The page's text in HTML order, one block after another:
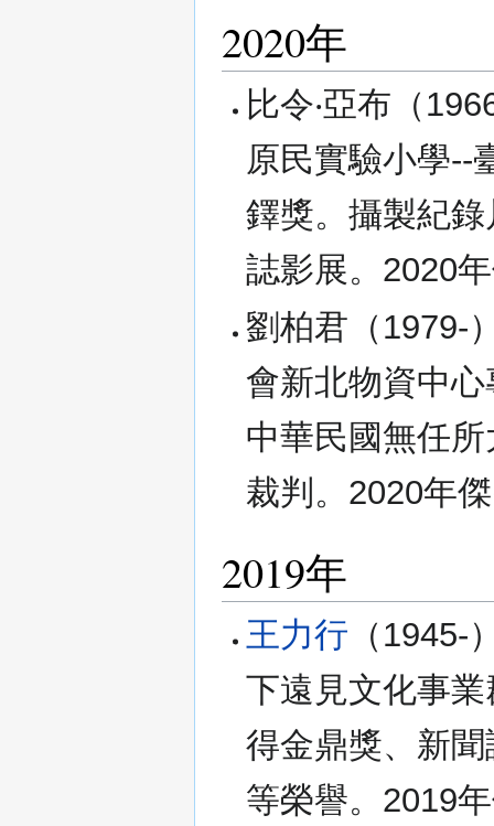
2020年
比令‧亞布（
原民實驗小學--
鐸獎。攝製紀
誌影展。2020
劉柏君（1979-
會新北物資中
中華民國無任
裁判。2020年
2019年
王力行 （
下遠見文化事
得金鼎獎、新
等榮譽。2019